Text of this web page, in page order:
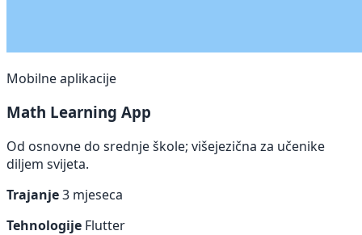
Mobilne aplikacije
Math Learning App
Od osnovne do srednje škole; višejezična za učenike
diljem svijeta.
Trajanje3 mjeseca
Tehnologije Flutter